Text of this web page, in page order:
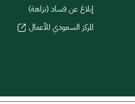
إبلاغ عن فساد (نزاهة)
المركز السعودي للأعمال